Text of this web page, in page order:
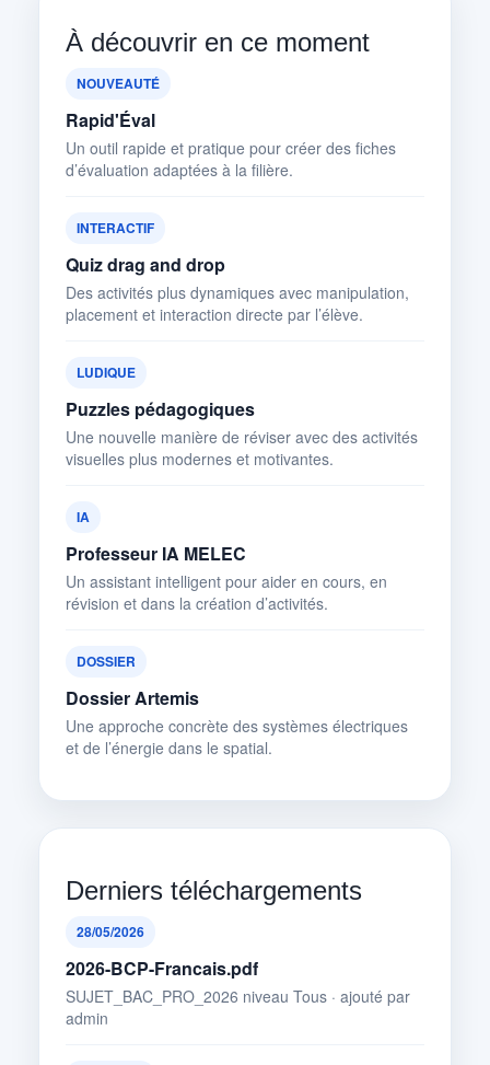
À découvrir en ce moment
NOUVEAUTÉ
Rapid'Éval
Un outil rapide et pratique pour créer des fiches
d’évaluation adaptées à la filière.
INTERACTIF
Quiz drag and drop
Des activités plus dynamiques avec manipulation,
placement et interaction directe par l’élève.
LUDIQUE
Puzzles pédagogiques
Une nouvelle manière de réviser avec des activités
visuelles plus modernes et motivantes.
IA
Professeur IA MELEC
Un assistant intelligent pour aider en cours, en
révision et dans la création d’activités.
DOSSIER
Dossier Artemis
Une approche concrète des systèmes électriques
et de l’énergie dans le spatial.
Derniers téléchargements
28/05/2026
2026-BCP-Francais.pdf
SUJET_BAC_PRO_2026 niveau Tous · ajouté par
admin